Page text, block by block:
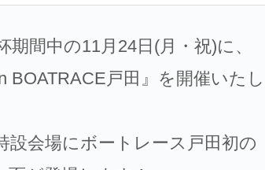
間中の11月24日(月・祝)に、
BOATRACE戸田』を開催いたし
会場にボートレース戸田初の